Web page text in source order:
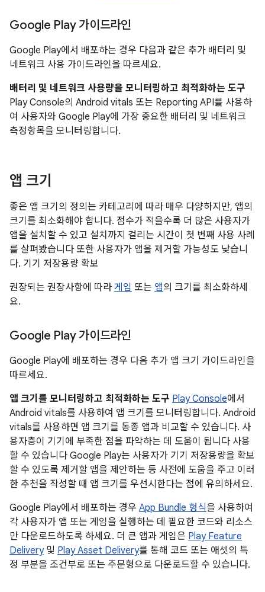
Google Play 가이드라인
Google Play에서 배포하는 경우 다음과 같은 추가 배터리 및
네트워크 사용 가이드라인을 따르세요.
배터리 및 네트워크 사용량을 모니터링하고 최적화하는 도구
Play Console의 Android vitals 또는 Reporting API를 사용하
여 사용자와 Google Play에 가장 중요한 배터리 및 네트워크
측정항목을 모니터링합니다.
앱 크기
좋은 앱 크기의 정의는 카테고리에 따라 매우 다양하지만, 앱의
크기를 최소화해야 합니다. 점수가 적을수록 더 많은 사용자가
앱을 설치할 수 있고 설치까지 걸리는 시간이 첫 번째 사용 사례
를 살펴봤습니다 또한 사용자가 앱을 제거할 가능성도 낮습니
다. 기기 저장용량 확보
권장되는 권장사항에 따라 게임 또는 앱의 크기를 최소화하세
요.
Google Play 가이드라인
Google Play에 배포하는 경우 다음 추가 앱 크기 가이드라인을
따르세요.
앱 크기를 모니터링하고 최적화하는 도구 Play Console에서
Android vitals를 사용하여 앱 크기를 모니터링합니다. Android
vitals를 사용하면 앱 크기를 동종 앱과 비교할 수 있습니다. 사
용자층이 기기에 부족한 점을 파악하는 데 도움이 됩니다 사용
할 수 있습니다 Google Play는 사용자가 기기 저장용량을 확보
할 수 있도록 제거할 앱을 제안하는 등 사전에 도움을 주고 이러
한 추천을 작성할 때 앱 크기를 우선시한다는 점에 유의하세요.
Google Play에서 배포하는 경우 App Bundle 형식을 사용하여
각 사용자가 앱 또는 게임을 실행하는 데 필요한 코드와 리소스
만 다운로드하도록 하세요. 더 큰 앱과 게임은 Play Feature
Delivery및 Play Asset Delivery를 통해 코드 또는 애셋의 특
정 부분을 조건부로 또는 주문형으로 다운로드할 수 있습니다.